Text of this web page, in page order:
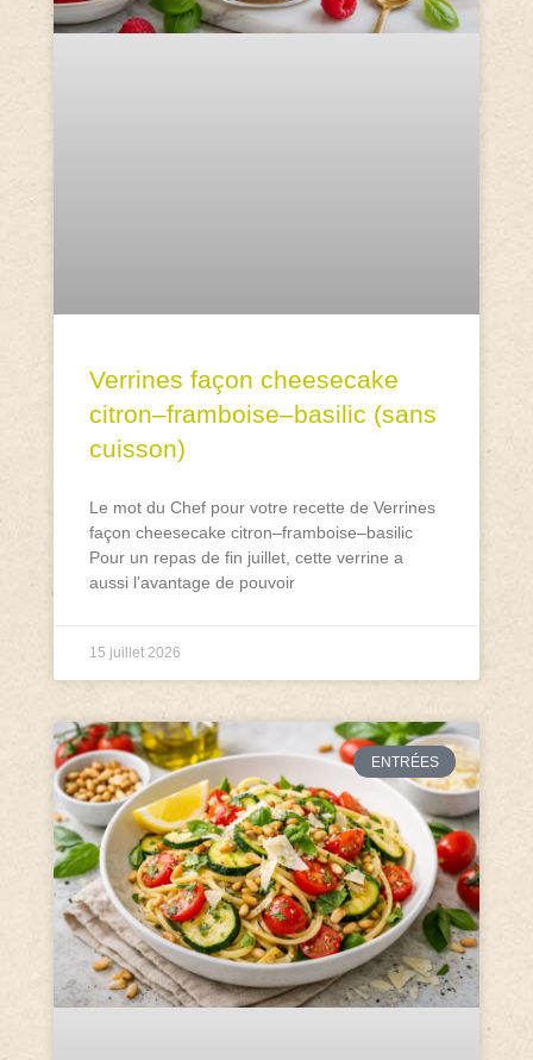
Verrines façon cheesecake
citron–framboise–basilic (sans
cuisson)
Le mot du Chef pour votre recette de Verrines
façon cheesecake citron–framboise–basilic
Pour un repas de fin juillet, cette verrine a
aussi l’avantage de pouvoir
15 juillet 2026
ENTRÉES